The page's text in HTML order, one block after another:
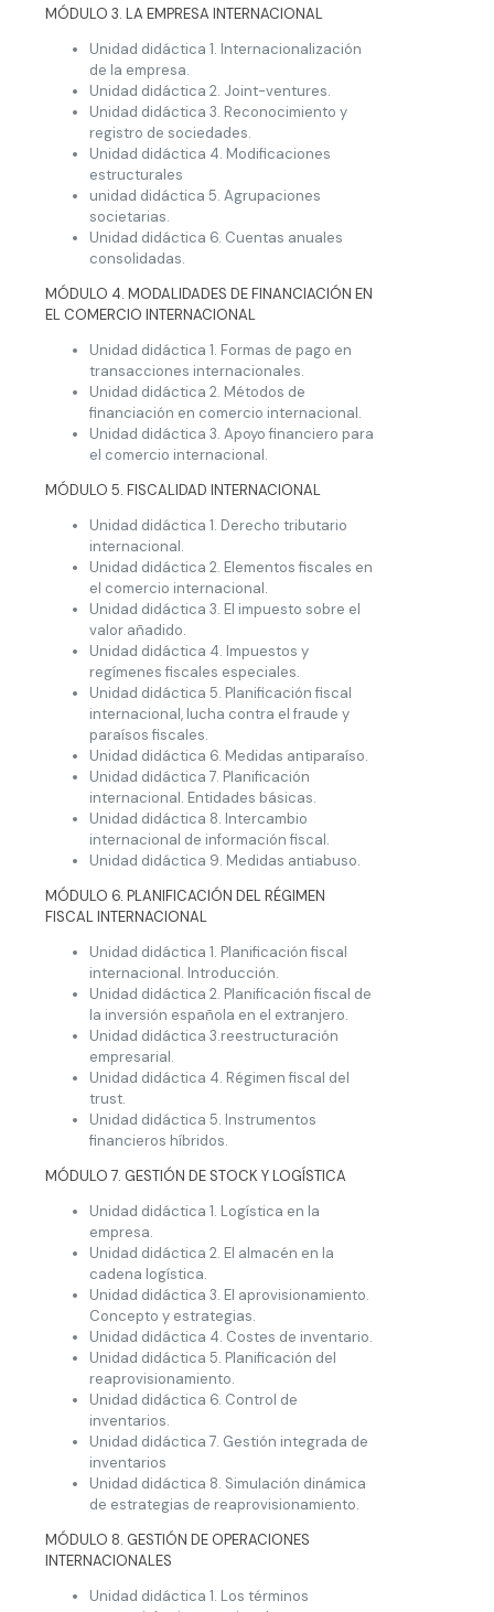
MÓDULO 3. LA EMPRESA INTERNACIONAL
Unidad didáctica 1. Internacionalización
de la empresa.
Unidad didáctica 2. Joint-ventures.
Unidad didáctica 3. Reconocimiento y
registro de sociedades.
Unidad didáctica 4. Modificaciones
estructurales
unidad didáctica 5. Agrupaciones
societarias.
Unidad didáctica 6. Cuentas anuales
consolidadas.
MÓDULO 4. MODALIDADES DE FINANCIACIÓN EN
EL COMERCIO INTERNACIONAL
Unidad didáctica 1. Formas de pago en
transacciones internacionales.
Unidad didáctica 2. Métodos de
financiación en comercio internacional.
Unidad didáctica 3. Apoyo financiero para
el comercio internacional.
MÓDULO 5. FISCALIDAD INTERNACIONAL
Unidad didáctica 1. Derecho tributario
internacional.
Unidad didáctica 2. Elementos fiscales en
el comercio internacional.
Unidad didáctica 3. El impuesto sobre el
valor añadido.
Unidad didáctica 4. Impuestos y
regímenes fiscales especiales.
Unidad didáctica 5. Planificación fiscal
internacional, lucha contra el fraude y
paraísos fiscales.
Unidad didáctica 6. Medidas antiparaíso.
Unidad didáctica 7. Planificación
internacional. Entidades básicas.
Unidad didáctica 8. Intercambio
internacional de información fiscal.
Unidad didáctica 9. Medidas antiabuso.
MÓDULO 6. PLANIFICACIÓN DEL RÉGIMEN
FISCAL INTERNACIONAL
Unidad didáctica 1. Planificación fiscal
internacional. Introducción.
Unidad didáctica 2. Planificación fiscal de
la inversión española en el extranjero.
Unidad didáctica 3.reestructuración
empresarial.
Unidad didáctica 4. Régimen fiscal del
trust.
Unidad didáctica 5. Instrumentos
financieros híbridos.
MÓDULO 7. GESTIÓN DE STOCK Y LOGÍSTICA
Unidad didáctica 1. Logística en la
empresa.
Unidad didáctica 2. El almacén en la
cadena logística.
Unidad didáctica 3. El aprovisionamiento.
Concepto y estrategias.
Unidad didáctica 4. Costes de inventario.
Unidad didáctica 5. Planificación del
reaprovisionamiento.
Unidad didáctica 6. Control de
inventarios.
Unidad didáctica 7. Gestión integrada de
inventarios
Unidad didáctica 8. Simulación dinámica
de estrategias de reaprovisionamiento.
MÓDULO 8. GESTIÓN DE OPERACIONES
INTERNACIONALES
Unidad didáctica 1. Los términos